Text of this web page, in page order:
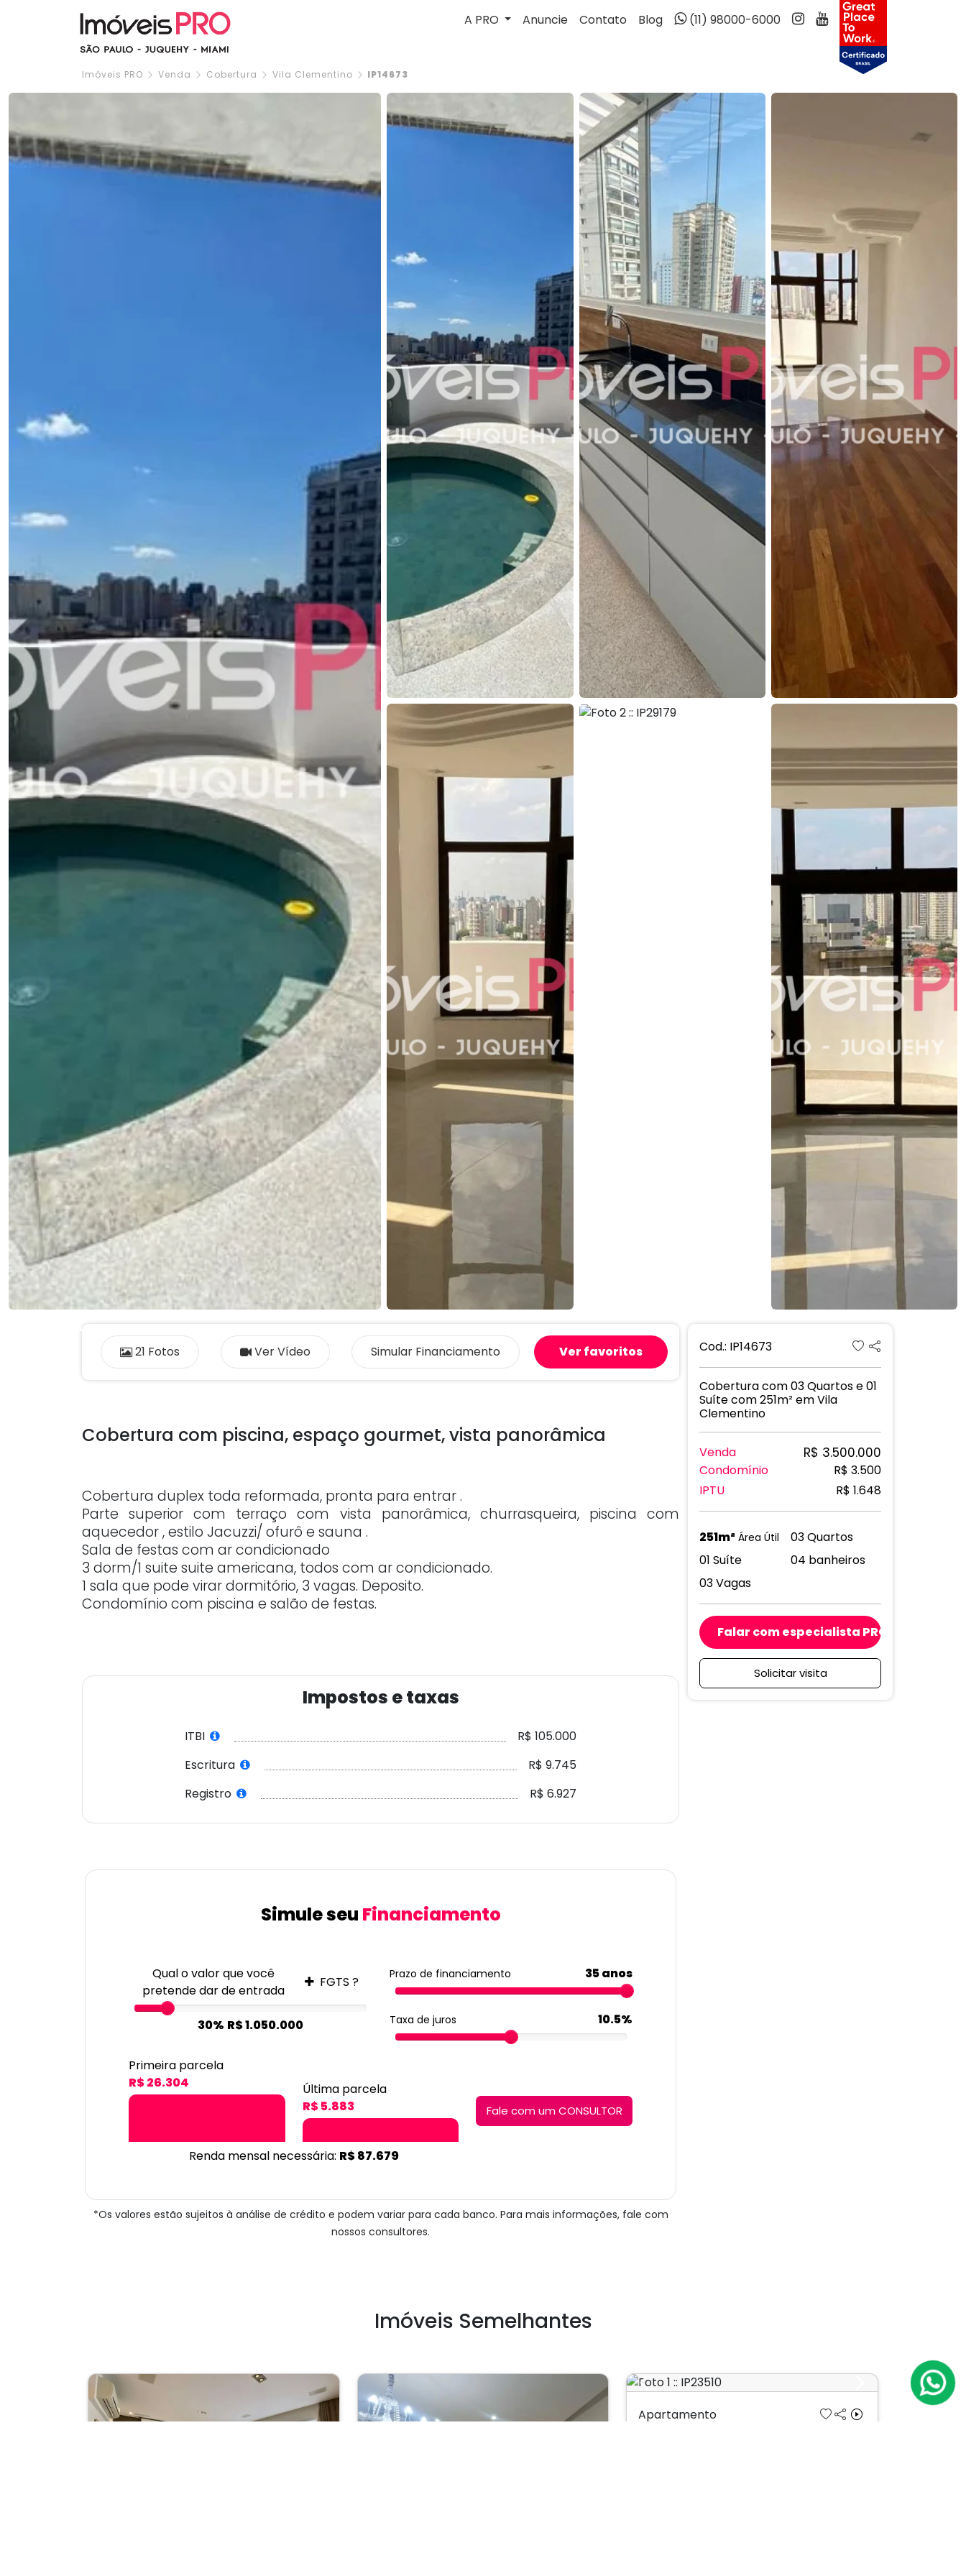
A PRO Anuncie Contato Blog (11) 98000-6000
Imóveis PRO Venda Cobertura Vila Clementino IP14673
21 Fotos
Ver Vídeo Simular Financiamento Ver favoritos
Cobertura com piscina, espaço gourmet, vista panorâmica
Cobertura duplex toda reformada, pronta para entrar .
Parte superior com terraço com vista panorâmica, churrasqueira, piscina com
aquecedor , estilo Jacuzzi/ ofurô e sauna .
Sala de festas com ar condicionado
3 dorm/1 suite suite americana, todos com ar condicionado.
1 sala que pode virar dormitório, 3 vagas. Deposito.
Condomínio com piscina e salão de festas.
Impostos e taxas
ITBI
R$ 105.000
Escritura
R$ 9.745
Registro
R$ 6.927
Simule seu Financiamento
Qual o valor que você
pretende dar de entrada
FGTS ?
30% R$ 1.050.000
Prazo de financiamento 35 anos
Taxa de juros 10.5%
Primeira parcela
R$ 26.304
Última parcela
R$ 5.883
Renda mensal necessária: R$ 87.679
Fale com um CONSULTOR
*Os valores estão sujeitos à análise de crédito e podem variar para cada banco. Para mais informações, fale com
nossos consultores.
Cod.: IP14673
Cobertura com 03 Quartos e 01
Suíte com 251m² em Vila
Clementino
Venda R$ 3.500.000
Condomínio
R$ 3.500
IPTU
R$ 1.648
251m² Área Útil
03 Quartos
01 Suíte
04 banheiros
03 Vagas
Falar com especialista PRO
Solicitar visita
Imóveis Semelhantes
Previous
Next
Apartamento